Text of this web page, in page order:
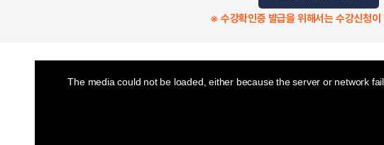
※ 수강확인증 발급을 위해서는 수강신청이
The media could not be loaded, either because the server or network